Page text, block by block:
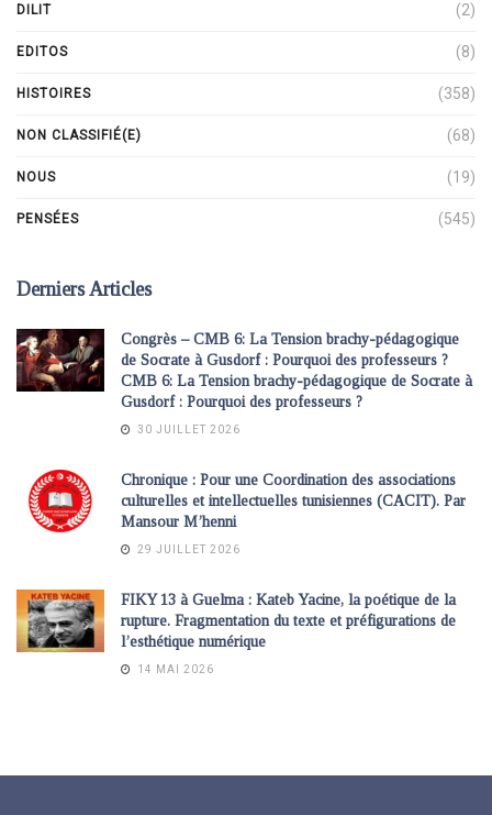
DILIT (2)
EDITOS (8)
HISTOIRES (358)
NON CLASSIFIÉ(E) (68)
NOUS (19)
PENSÉES (545)
Derniers Articles
Congrès – CMB 6: La Tension brachy-pédagogique
de Socrate à Gusdorf : Pourquoi des professeurs ?
CMB 6: La Tension brachy-pédagogique de Socrate à
Gusdorf : Pourquoi des professeurs ?
30 JUILLET 2026
Chronique : Pour une Coordination des associations
culturelles et intellectuelles tunisiennes (CACIT). Par
Mansour M’henni
29 JUILLET 2026
FIKY 13 à Guelma : Kateb Yacine, la poétique de la
rupture. Fragmentation du texte et préfigurations de
l’esthétique numérique
14 MAI 2026